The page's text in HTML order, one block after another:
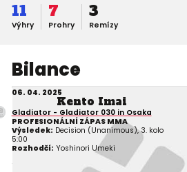
Výhry
11
Prohry
7
Remízy
3
Bilance
06. 04. 2025
Kento Imai
Gladiator - Gladiator 030 in Osaka
PROFESIONÁLNÍ ZÁPAS MMA
Výsledek: Decision (Unanimous), 3. kolo
5:00
Rozhodčí: Yoshinori Umeki